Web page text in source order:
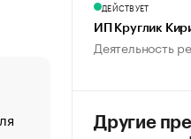
«От спорта тело
ДЕЙСТВУЕТ
ИП Круглик
Деятельность
Другие